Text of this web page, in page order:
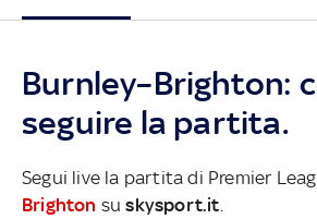
Burnley–Brighton:
seguire la partita.
Segui live la partita di Premier
Brighton suskysport.it